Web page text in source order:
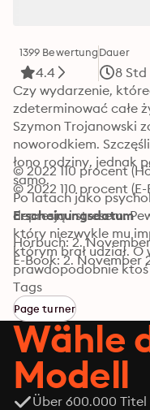
1399 Bewertung
4.4
Dauer
8 Std
Czy wydarzenie,
zdeterminować całe
Szymon Trojanowski
noworodkiem.
łono rodziny, jednak
samo.
Po latach jako
depresją i stresem.
który niezwykle mu
którym brał udział.
prawdopodobnie ktoś
Od tego momentu
zaczyna przybierać
zapewni mu… spokój.
© 2022 110 procent
© 2022 110 procent (E-
Erscheinungsdatum
Hörbuch: 2.
E-Book: 2. November
Tags
Page turner
Wähle
Modell
Über 600.000 Titel